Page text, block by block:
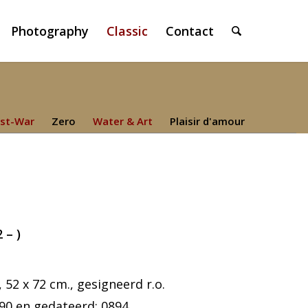
Photography Classic Contact
War Zero Water & Art Plaisir d'amour
– )
x 72 cm., gesigneerd r.o.